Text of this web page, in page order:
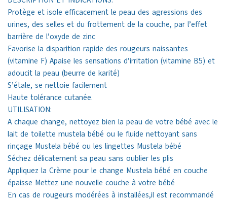
Protège et isole efficacement le peau des agressions des
urines, des selles et du frottement de la couche, par l’effet
barrière de l’oxyde de zinc
Favorise la disparition rapide des rougeurs naissantes
(vitamine F) Apaise les sensations d’irritation (vitamine B5) et
adoucit la peau (beurre de karité)
S’étale, se nettoie facilement
Haute tolérance cutanée.
UTILISATION:
A chaque change, nettoyez bien la peau de votre bébé avec le
lait de toilette mustela bébé ou le fluide nettoyant sans
rinçage Mustela bébé ou les lingettes Mustela bébé
Séchez délicatement sa peau sans oublier les plis
Appliquez la Crème pour le change Mustela bébé en couche
épaisse Mettez une nouvelle couche à votre bébé
En cas de rougeurs modérées à installées,il est recommandé